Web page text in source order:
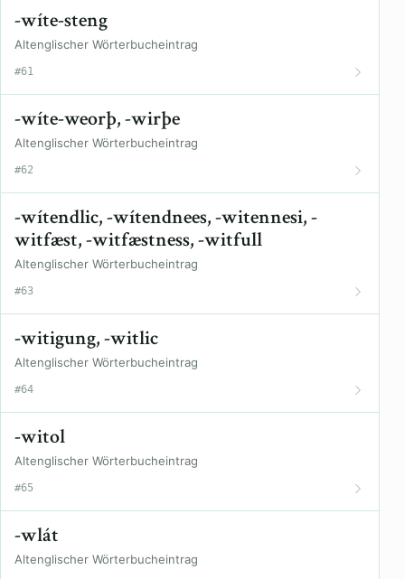
-wíte-steng
Altenglischer Wörterbucheintrag
#61
-wíte-weorþ, -wirþe
Altenglischer Wörterbucheintrag
#62
-wítendlic, -wítendnees, -witennesi, -
witfæst, -witfæstness, -witfull
Altenglischer Wörterbucheintrag
#63
-witigung, -witlic
Altenglischer Wörterbucheintrag
#64
-witol
Altenglischer Wörterbucheintrag
#65
-wlát
Altenglischer Wörterbucheintrag